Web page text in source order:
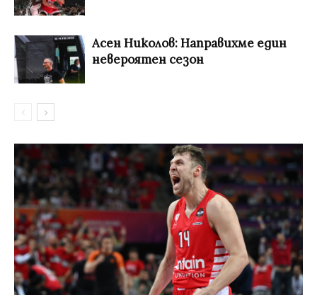
Асен Николов: Направихме един
невероятен сезон